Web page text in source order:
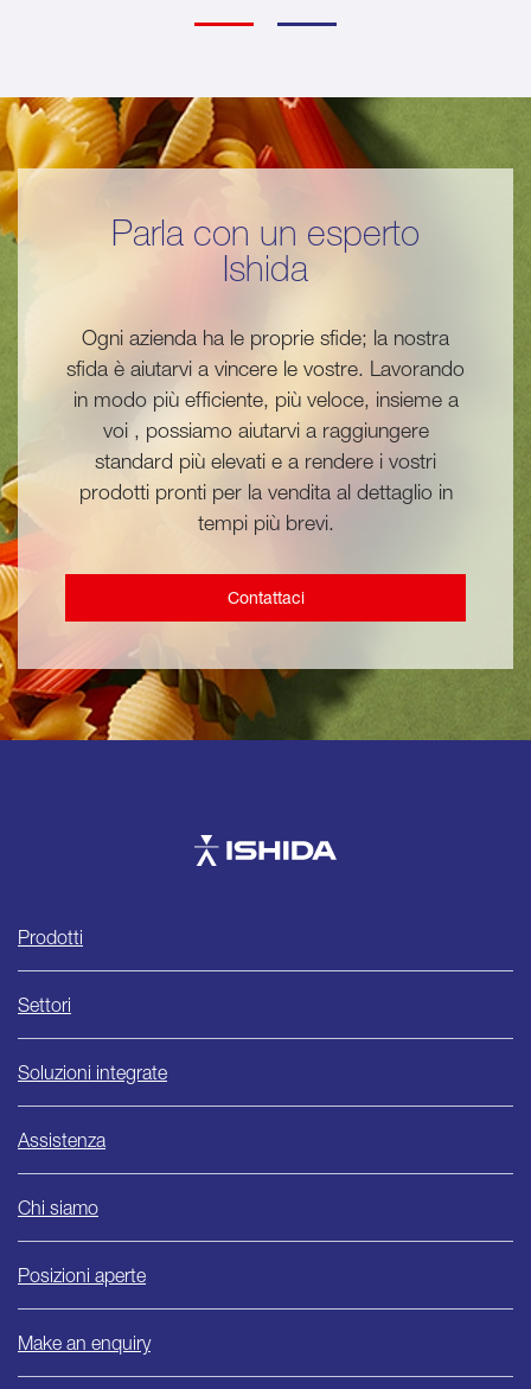
Parla con un esperto
Ishida
Ogni azienda ha le proprie sfide; la nostra
sfida è aiutarvi a vincere le vostre. Lavorando
in modo più efficiente, più veloce, insieme a
voi , possiamo aiutarvi a raggiungere
standard più elevati e a rendere i vostri
prodotti pronti per la vendita al dettaglio in
tempi più brevi.
Contattaci
Ishida
Prodotti
Settori
Soluzioni integrate
Assistenza
Chi siamo
Posizioni aperte
Make an enquiry